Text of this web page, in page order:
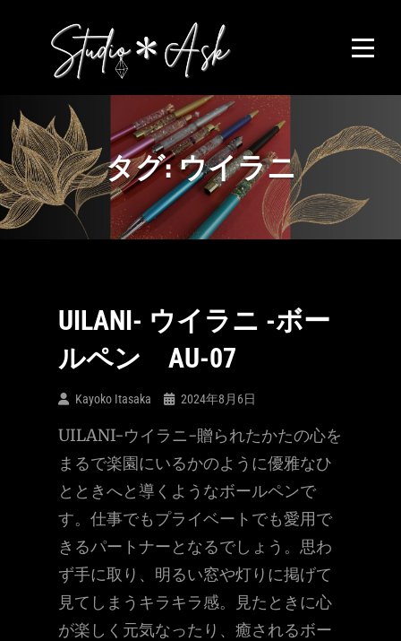
content
タグ:ウイラニ
UILANI- ウイラニ -ボー
ルペン AU-07
Kayoko Itasaka 2024年8月6日
UILANI-ウイラニ-贈られたかたの心を
まるで楽園にいるかのように優雅なひ
とときへと導くようなボールペンで
す。仕事でもプライベートでも愛用で
きるパートナーとなるでしょう。思わ
ず手に取り、明るい窓や灯りに掲げて
見てしまうキラキラ感。見たときに心
が楽しく元気なったり、癒されるボー